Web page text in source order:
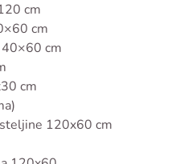
cm
cm
40×60 cm
cm
120x60 cm